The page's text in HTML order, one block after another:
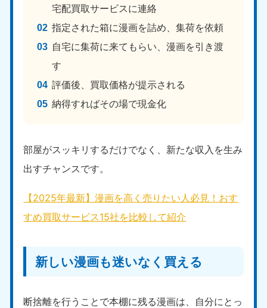
宅配買取サービスに連絡
指定された箱に漫画を詰め、集荷を依頼
自宅に集荷に来てもらい、漫画を引き渡
す
評価後、買取価格が提示される
納得すればその場で現金化
部屋がスッキリするだけでなく、新たな収入を生み
出すチャンスです。
【2025年最新】漫画を高く売りたい人必見！おす
すめ買取サービス15社を比較して紹介
新しい漫画も迷いなく買える
断捨離を行うことで本棚に残る漫画は、自分にとっ